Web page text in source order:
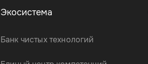
Экосистема
Банк чистых технологий